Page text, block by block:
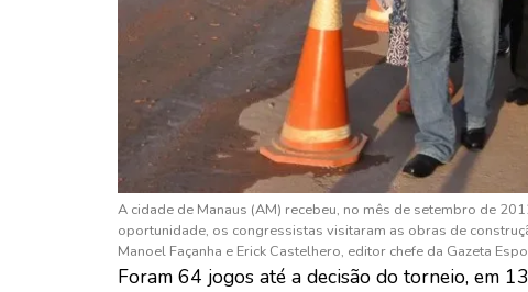
A cidade de Manaus (AM) recebeu, no mês de setembro de
oportunidade, os congressistas visitaram as obras de
Manoel Façanha e Erick Castelhero, editor chefe da Gazeta
Foram 64 jogos até a decisão do torneio, em